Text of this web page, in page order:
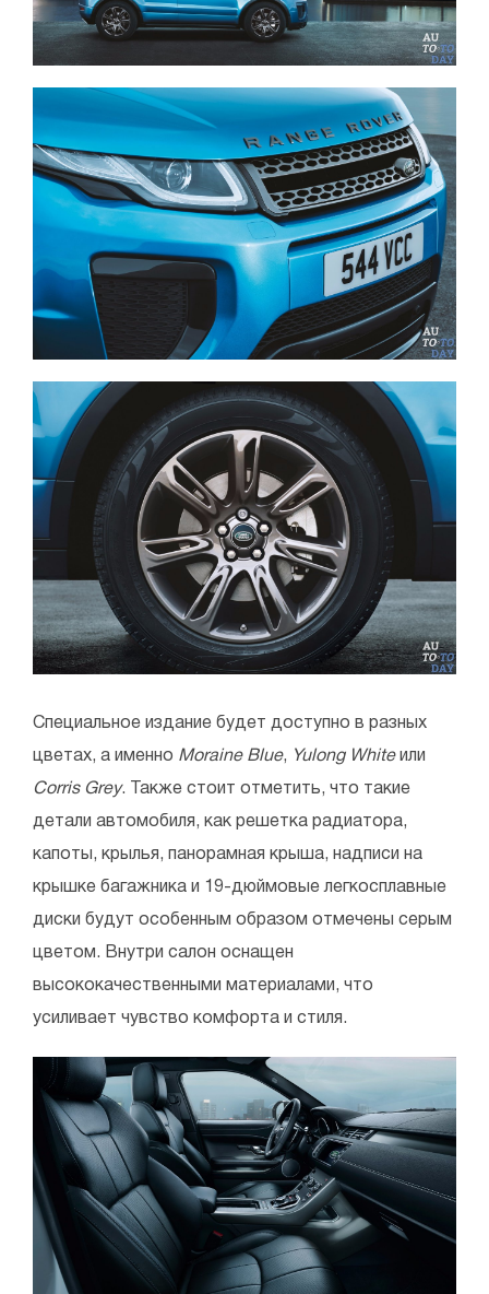
Специальное издание будет доступно в разных
цветах, а именно Moraine Blue, Yulong Whiteили
Corris Grey. Также стоит отметить, что такие
детали автомобиля, как решетка радиатора,
капоты, крылья, панорамная крыша, надписи на
крышке багажника и 19-дюймовые легкосплавные
диски будут особенным образом отмечены серым
цветом. Внутри салон оснащен
высококачественными материалами, что
усиливает чувство комфорта и стиля.